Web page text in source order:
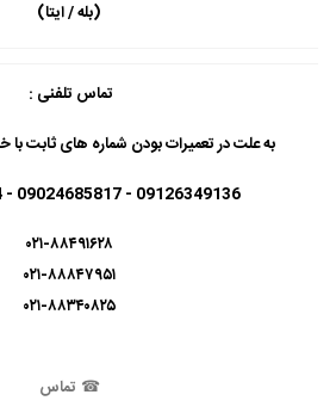
(بله / ایتا)
تماس تلفنی :
به علت در تعمیرات بودن شماره های ثابت
09126349136 - 09024685817 - 09106703474
۰۲۱-۸۸۴۹۱۶۲۸
۰۲۱-۸۸۸۴۷۹۵۱
۰۲۱-۸۸۳۴۰۸۲۵
☎ تماس